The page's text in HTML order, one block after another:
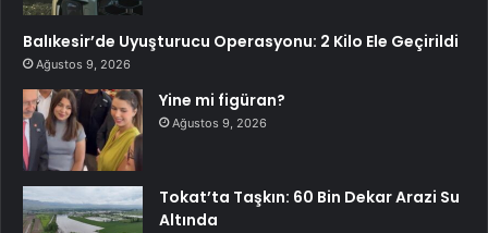
Balıkesir’de Uyuşturucu Operasyonu: 2 Kilo Ele Geçirildi
Ağustos 9, 2026
Yine mi figüran?
Ağustos 9, 2026
Tokat’ta Taşkın: 60 Bin Dekar Arazi Su
Altında